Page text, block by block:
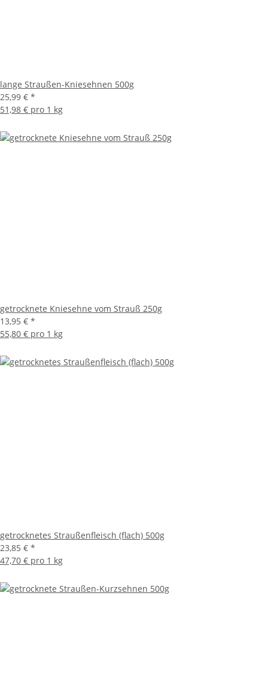
lange Straußen-Kniesehnen 500g
25,99 € *
51,98 € pro 1 kg
getrocknete Kniesehne vom Strauß 250g
13,95 € *
55,80 € pro 1 kg
getrocknetes Straußenfleisch (flach) 500g
23,85 € *
47,70 € pro 1 kg